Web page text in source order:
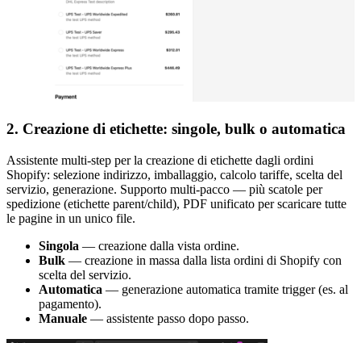
2. Creazione di etichette: singole, bulk o automatica
Assistente multi-step per la creazione di etichette dagli ordini
Shopify: selezione indirizzo, imballaggio, calcolo tariffe, scelta del
servizio, generazione. Supporto multi-pacco — più scatole per
spedizione (etichette parent/child), PDF unificato per scaricare tutte
le pagine in un unico file.
Singola — creazione dalla vista ordine.
Bulk — creazione in massa dalla lista ordini di Shopify con
scelta del servizio.
Automatica — generazione automatica tramite trigger (es. al
pagamento).
Manuale — assistente passo dopo passo.